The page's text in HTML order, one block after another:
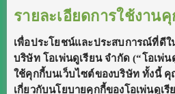
รายละเอียดการใช้งาน
เพื่อประโยชน์และประสบการณ์ที่ดีใ
บริษัท โอเพ่นดูเรียน จํากัด(“โอเพ่น
ใช้คุกกี้บนเว็บไซต์ของบริษัท ทั้งนี้ คุ
เกี่ยวกับนโยบายคุกกี้ของโอเพ่นดูเรี
สงวนลิขสิทธิ์โดย บริษัท โอเพ่นดูเรียน
Co., Ltd.
TOEIC® and TOEFL® are registered
Service
This product is not endorsed